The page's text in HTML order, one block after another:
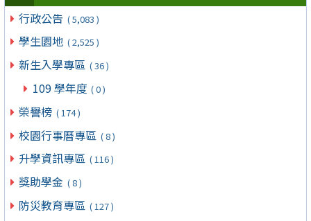
行政公告 ( 5,083 )
學生園地 ( 2,525 )
新生入學專區 ( 36 )
109 學年度 ( 0 )
榮譽榜 ( 174 )
校園行事曆專區 ( 8 )
升學資訊專區 ( 116 )
獎助學金 ( 8 )
防災教育專區 ( 127 )